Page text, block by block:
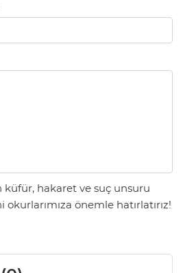
küfür, hakaret ve suç unsuru
önemle hatırlatırız!